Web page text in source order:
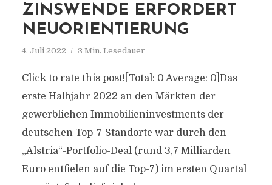
ZINSWENDE ERFORDERT
NEUORIENTIERUNG
4. Juli 2022 3 Min. Lesedauer
Click to rate this post![Total: 0 Average: 0]Das
erste Halbjahr 2022 an den Märkten der
gewerblichen Immobilieninvestments der
deutschen Top-7-Standorte war durch den
„Alstria“-Portfolio-Deal (rund 3,7 Milliarden
Euro entfielen auf die Top-7) im ersten Quartal